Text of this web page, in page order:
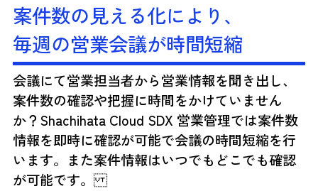
案件数の見える化により、
毎週の営業会議が時間短縮
会議にて営業担当者から営業情報を聞き出し、
案件数の確認や把握に時間をかけていません
か？Shachihata Cloud SDX 営業管理では案件数
情報を即時に確認が可能で会議の時間短縮を行
います。また案件情報はいつでもどこでも確認
が可能です。